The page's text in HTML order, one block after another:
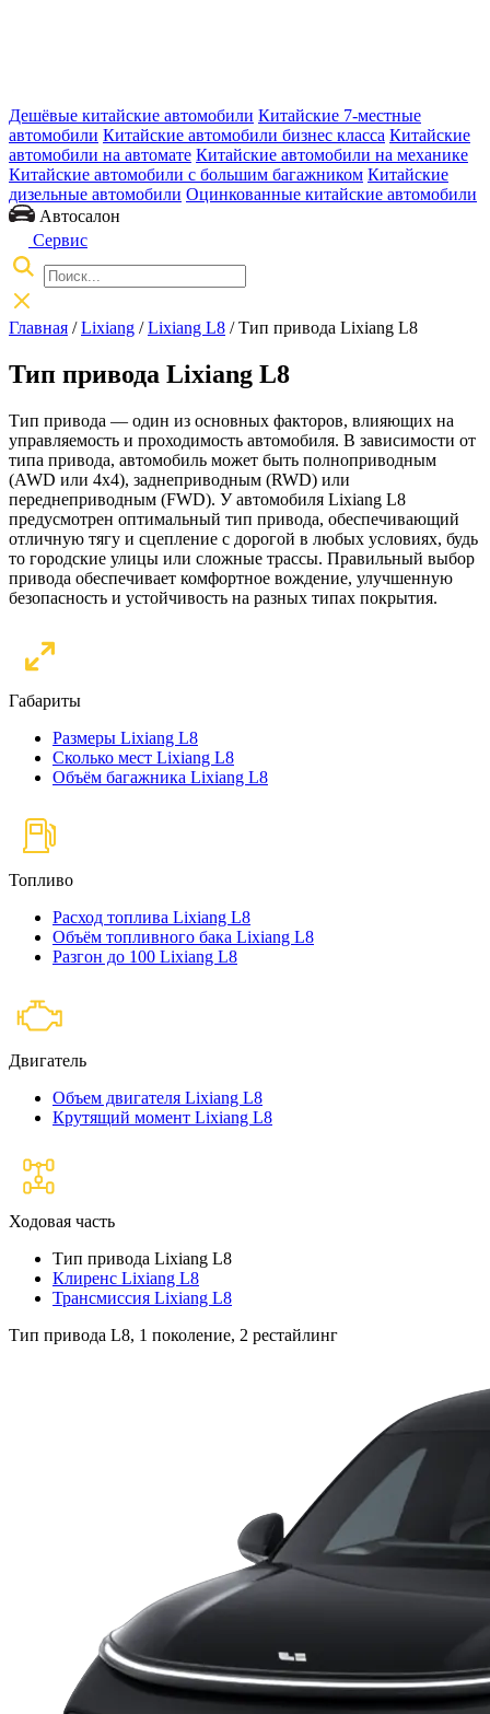
Дешёвые китайские автомобили Китайские 7-местные
автомобили Китайские автомобили бизнес класса Китайские
автомобили на автомате Китайские автомобили на механике
Китайские автомобили с большим багажником Китайские
дизельные автомобили Оцинкованные китайские автомобили
Автосалон
Сервис
Главная /Lixiang /Lixiang L8 / Тип привода Lixiang L8
Тип привода Lixiang L8
Тип привода — один из основных факторов, влияющих на
управляемость и проходимость автомобиля. В зависимости от
типа привода, автомобиль может быть полноприводным
(AWD или 4x4), заднеприводным (RWD) или
переднеприводным (FWD). У автомобиля Lixiang L8
предусмотрен оптимальный тип привода, обеспечивающий
отличную тягу и сцепление с дорогой в любых условиях, будь
то городские улицы или сложные трассы. Правильный выбор
привода обеспечивает комфортное вождение, улучшенную
безопасность и устойчивость на разных типах покрытия.
Габариты
Размеры Lixiang L8
Сколько мест Lixiang L8
Объём багажника Lixiang L8
Топливо
Расход топлива Lixiang L8
Объём топливного бака Lixiang L8
Разгон до 100 Lixiang L8
Двигатель
Объем двигателя Lixiang L8
Крутящий момент Lixiang L8
Ходовая часть
Тип привода Lixiang L8
Клиренс Lixiang L8
Трансмиссия Lixiang L8
Тип привода L8, 1 поколение, 2 рестайлинг